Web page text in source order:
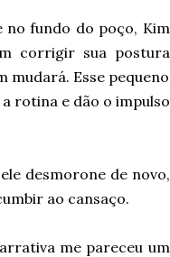
no fundo do poço, Kim
corrigir sua postura
mudará. Esse pequeno
rotina e dão o impulso
desmorone de novo,
ao cansaço.
me pareceu um